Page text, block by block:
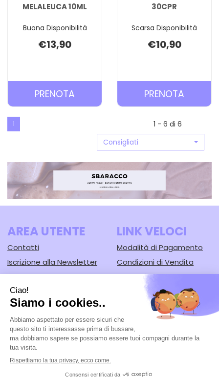
MELALEUCA 10ML
Buona Disponibilità
€13,90
PRENOTA
TREE
MELALEUCA
10ML AL
CARRELLO
30CPR
Scarsa Disponibilità
€10,90
PRENOTA
FORTE
1
1 - 6 di 6
Consigliati
AREA UTENTE
Contatti
Iscrizione alla Newsletter
Informativa Privacy
Cookie Policy
LINK VELOCI
Modalità di Pagamento
Condizioni di Vendita
Modalità di Spedizione e
Farmacia Lodi srl
- Corso Guercino, 67/b 44042 Cento (FE)
Tel.: 051902221